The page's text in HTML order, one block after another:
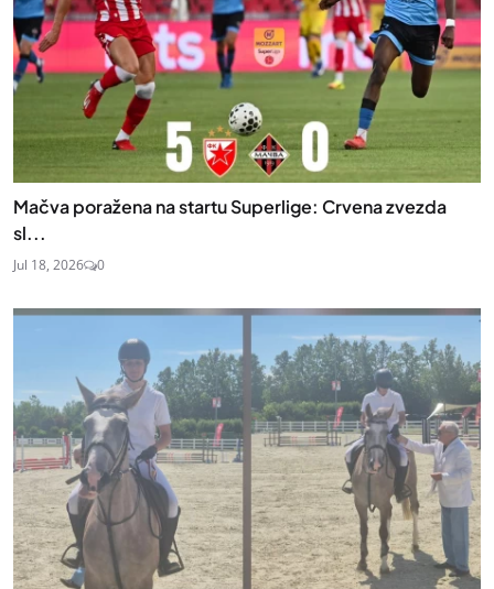
Mačva poražena na startu Superlige: Crvena zvezda
sl...
Jul 18, 2026 0